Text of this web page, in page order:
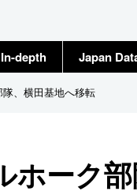
In-depth Japan
、横田基地へ移転
ホーク